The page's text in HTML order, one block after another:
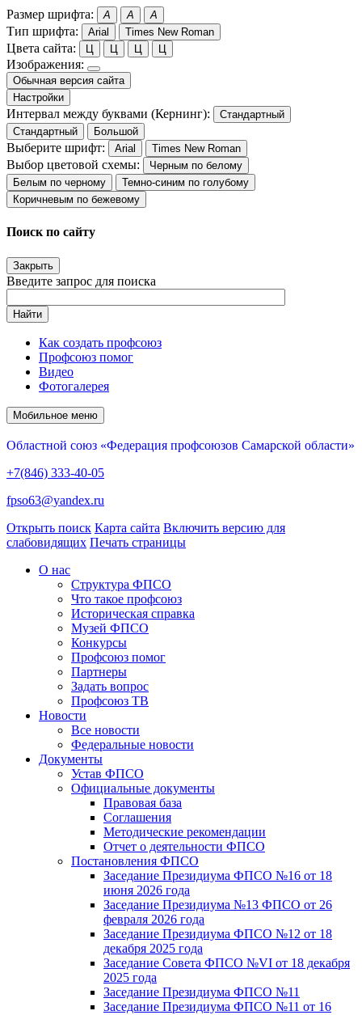
Размер шрифта: A A A
Тип шрифта: Arial Times New Roman
Цвета сайта: Ц Ц Ц Ц
Изображения:
Обычная версия сайта
Настройки
Интервал между буквами (Кернинг):
Стандартный
Стандартный
Большой
Выберите шрифт: Arial Times New Roman
Выбор цветовой схемы:
Черным по белому
Белым по черному
Темно-синим по голубому
Коричневым по бежевому
Поиск по сайту
Закрыть
Введите запрос для поиска
Найти
Как создать профсоюз
Профсоюз помог
Видео
Фотогалерея
Мобильное меню
Областной союз «Федерация профсоюзов Самарской области»
+7(846) 333-40-05
fpso63@yandex.ru
Открыть поиск Карта сайта Включить версию для
слабовидящих Печать страницы
О нас
Структура ФПСО
Что такое профсоюз
Историческая справка
Музей ФПСО
Конкурсы
Профсоюз помог
Партнеры
Задать вопрос
Профсоюз ТВ
Новости
Все новости
Федеральные новости
Документы
Устав ФПСО
Официальные документы
Правовая база
Соглашения
Методические рекомендации
Отчет о деятельности ФПСО
Постановления ФПСО
Заседание Президиума ФПСО №16 от 18
июня 2026 года
Заседание Президиума №13 ФПСО от 26
февраля 2026 года
Заседание Президиума ФПСО №12 от 18
декабря 2025 года
Заседание Совета ФПСО №VI от 18 декабря
2025 года
Заседание Президиума ФПСО №11
Заседание Президиума ФПСО №11 от 16